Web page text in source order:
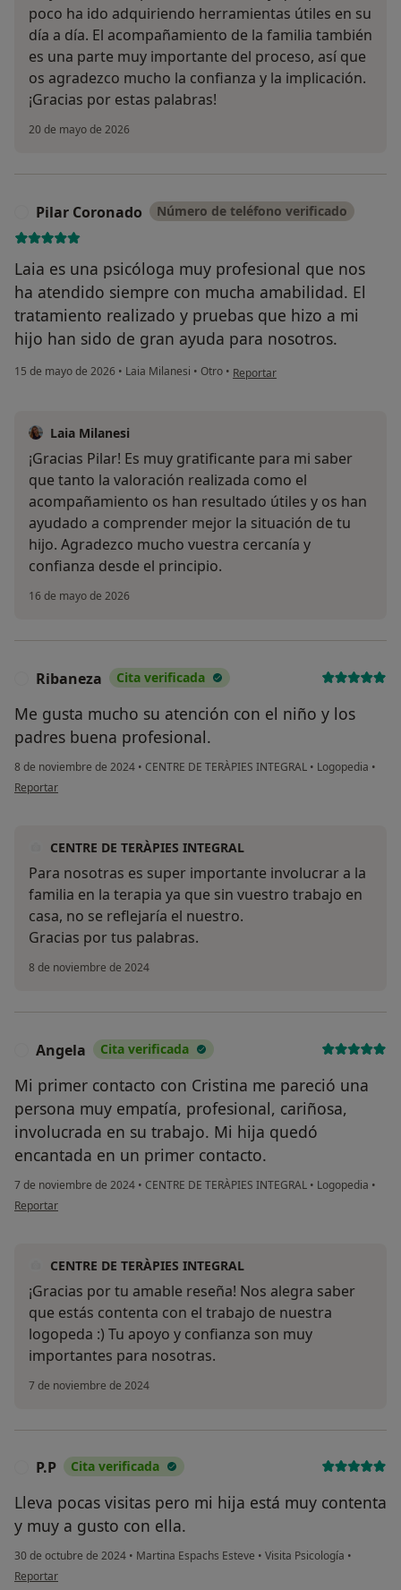
poco ha ido adquiriendo herramientas útiles en su
día a día. El acompañamiento de la familia también
es una parte muy importante del proceso, así que
os agradezco mucho la confianza y la implicación.
¡Gracias por estas palabras!
20 de mayo de 2026
Pilar Coronado Número de teléfono verificado
Laia es una psicóloga muy profesional que nos
ha atendido siempre con mucha amabilidad. El
tratamiento realizado y pruebas que hizo a mi
hijo han sido de gran ayuda para nosotros.
15 de mayo de 2026 • Laia Milanesi • Otro • en opinión del usuario Pilar
Reportar
Laia Milanesi
¡Gracias Pilar! Es muy gratificante para mi saber
que tanto la valoración realizada como el
acompañamiento os han resultado útiles y os han
ayudado a comprender mejor la situación de tu
hijo. Agradezco mucho vuestra cercanía y
confianza desde el principio.
16 de mayo de 2026
Ribaneza Cita verificada
Me gusta mucho su atención con el niño y los
padres buena profesional.
8 de noviembre de 2024 • CENTRE DE TERÀPIES INTEGRAL • Logopedia •
en opinión del usuario Ribaneza
Reportar
CENTRE DE TERÀPIES INTEGRAL
Para nosotras es super importante involucrar a la
familia en la terapia ya que sin vuestro trabajo en
casa, no se reflejaría el nuestro.
Gracias por tus palabras.
8 de noviembre de 2024
Angela Cita verificada
Mi primer contacto con Cristina me pareció una
persona muy empatía, profesional, cariñosa,
involucrada en su trabajo. Mi hija quedó
encantada en un primer contacto.
7 de noviembre de 2024 • CENTRE DE TERÀPIES INTEGRAL • Logopedia •
en opinión del usuario Angela
Reportar
CENTRE DE TERÀPIES INTEGRAL
¡Gracias por tu amable reseña! Nos alegra saber
que estás contenta con el trabajo de nuestra
logopeda :) Tu apoyo y confianza son muy
importantes para nosotras.
7 de noviembre de 2024
P.P Cita verificada
Lleva pocas visitas pero mi hija está muy contenta
y muy a gusto con ella.
30 de octubre de 2024 • Martina Espachs Esteve • Visita Psicología •
en opinión del usuario P.P
Reportar